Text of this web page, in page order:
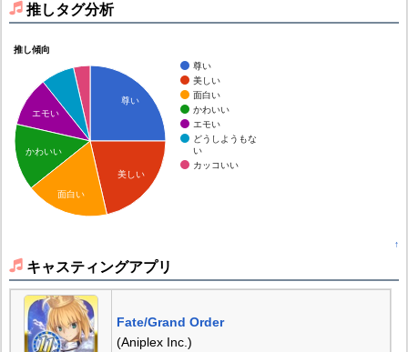
推しタグ分析
推し傾向
尊い
美しい
面白い
かわいい
エモい
どうしようもな
い
カッコいい
尊い
美しい
エモい
かわいい
面白い
↑
キャスティングアプリ
Fate/Grand Order
(Aniplex Inc.)